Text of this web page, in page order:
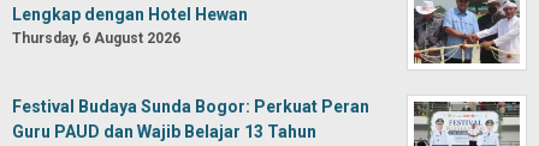
Lengkap dengan Hotel Hewan
Thursday, 6 August 2026
Festival Budaya Sunda Bogor: Perkuat Peran
Guru PAUD dan Wajib Belajar 13 Tahun